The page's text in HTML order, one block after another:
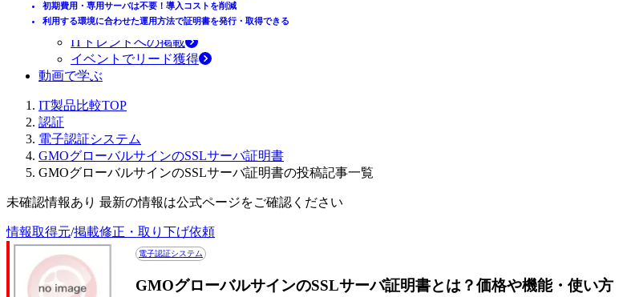
はじめての方へ
掲載について
ITトレンドへの掲載
イベントでリード獲得
動画で学ぶ
IT製品比較TOP
認証
電子認証システム
GMOグローバルサインのSSLサーバ証明書
GMOグローバルサインのSSLサーバ証明書の投稿記事一覧
未確認情報あり 最新の情報は公式ページをご確認ください
情報取得元/掲載修正・取り下げ依頼
電子認証システム
GMOグローバルサインのSSLサーバ証明書とは？価格や機能・使い方
初期費用・専用サーバは不要！導入コストを削減
利用する環境に合わせた運用方法で証明書を発行・取得できる